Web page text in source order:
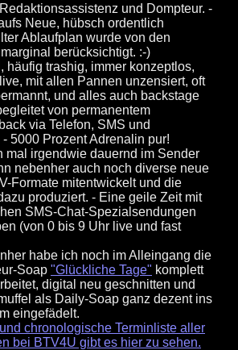
und Dompteur. -
Neue, hübsch ordentlich
Ablaufplan wurde von den
berücksichtigt. :-)
häufig trashig, immer konzeptlos,
mit allen Pannen unzensiert, oft
und alles auch backstage
von permanentem
via Telefon, SMS und
5000 Prozent Adrenalin pur!
mal irgendwie dauernd im Sender
nebenher auch noch diverse neue
Formate mitentwickelt und die
produziert. - Eine geile Zeit mit
SMS-Chat-Spezialsendungen
(von 0 bis 9 Uhr live und fast
habe ich noch im Alleingang die
Soap "Glückliche Tage" komplett
digital neu geschnitten und
als Daily-Soap ganz dezent ins
eingefädelt.
chronologische Terminliste aller
bei BTV4U gibt es hier zu sehen.